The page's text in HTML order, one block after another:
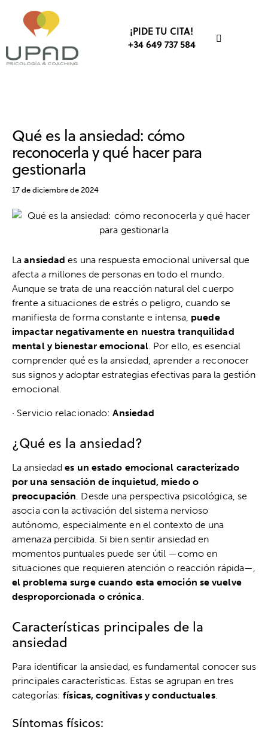
¡PIDE TU CITA!
+34 649 737 584
Qué es la ansiedad: cómo
reconocerla y qué hacer para
gestionarla
17 de diciembre de 2024
Laansiedad es una respuesta emocional universal que
afecta a millones de personas en todo el mundo.
Aunque se trata de una reacción natural del cuerpo
frente a situaciones de estrés o peligro, cuando se
manifiesta de forma constante e intensa, puede
impactar negativamente en nuestra tranquilidad
mental y bienestar emocional. Por ello, es esencial
comprender qué es la ansiedad, aprender a reconocer
sus signos y adoptar estrategias efectivas para la gestión
emocional.
· Servicio relacionado:Ansiedad
¿Qué es la ansiedad?
La ansiedades un estado emocional caracterizado
por una sensación de inquietud, miedo o
preocupación. Desde una perspectiva psicológica, se
asocia con la activación del sistema nervioso
autónomo, especialmente en el contexto de una
amenaza percibida. Si bien sentir ansiedad en
momentos puntuales puede ser útil —como en
situaciones que requieren atención o reacción rápida—,
el problema surge cuando esta emoción se vuelve
desproporcionada o crónica.
Características principales de la
ansiedad
Para identificar la ansiedad, es fundamental conocer sus
principales características. Estas se agrupan en tres
categorías:físicas, cognitivas y conductuales.
Síntomas físicos: